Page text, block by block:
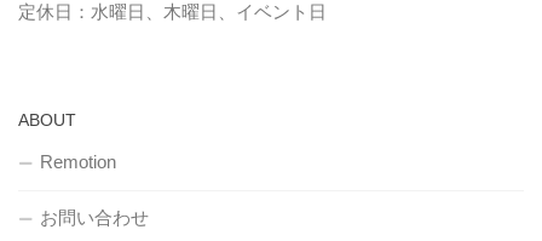
定休日：水曜日、木曜日、イベント日
ABOUT
Remotion
お問い合わせ